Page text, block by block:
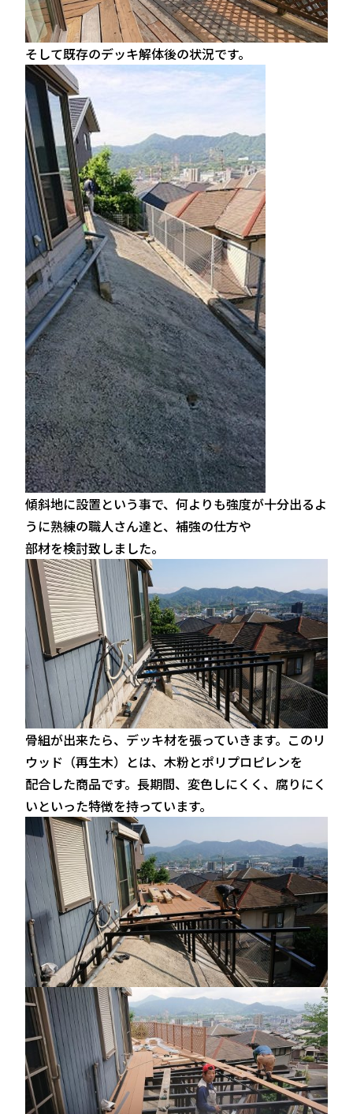
そして既存のデッキ解体後の状況です。
傾斜地に設置という事で、何よりも強度が十分出るよ
うに熟練の職人さん達と、補強の仕方や
部材を検討致しました。
骨組が出来たら、デッキ材を張っていきます。このリ
ウッド（再生木）とは、木粉とポリプロピレンを
配合した商品です。長期間、変色しにくく、腐りにく
いといった特徴を持っています。